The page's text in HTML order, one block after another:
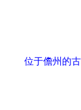
位于儋州的